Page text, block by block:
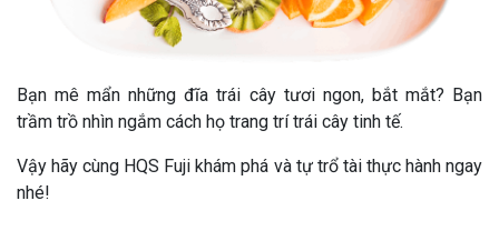
Bạn mê mẩn những đĩa trái cây tươi ngon, bắt mắt? Bạn
trầm trồ nhìn ngắm cách họ trang trí trái cây tinh tế.
Vậy hãy cùng HQS Fuji khám phá và tự trổ tài thực hành ngay
nhé!